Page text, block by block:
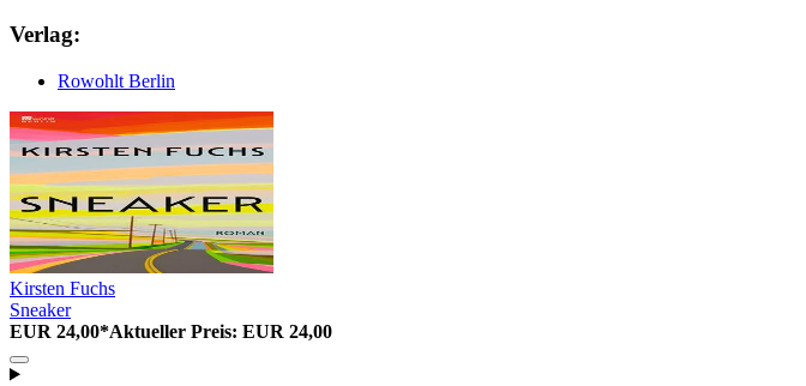
Verlag:
Rowohlt Berlin
Kirsten Fuchs
Sneaker
EUR 24,00*Aktueller Preis: EUR 24,00